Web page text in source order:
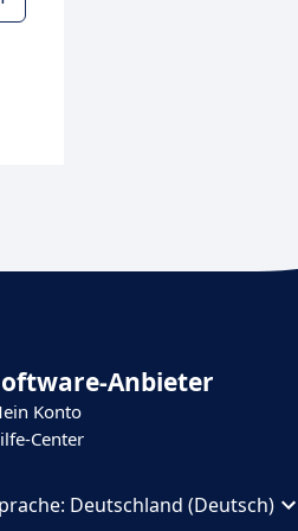
Anbieter
Konto
Center
Deutschland (Deutsch)